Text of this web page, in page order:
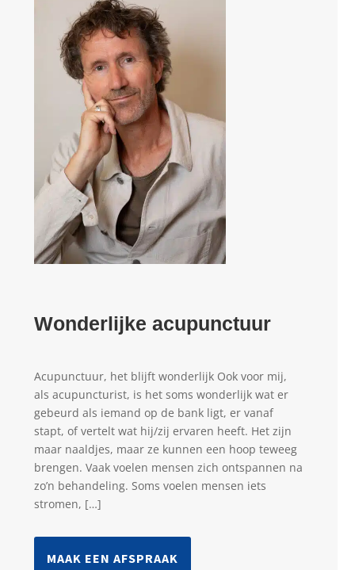
Wonderlijke acupunctuur
Acupunctuur, het blijft wonderlijk Ook voor mij,
als acupuncturist, is het soms wonderlijk wat er
gebeurd als iemand op de bank ligt, er vanaf
stapt, of vertelt wat hij/zij ervaren heeft. Het zijn
maar naaldjes, maar ze kunnen een hoop teweeg
brengen. Vaak voelen mensen zich ontspannen na
zo’n behandeling. Soms voelen mensen iets
stromen, […]
MAAK EEN AFSPRAAK